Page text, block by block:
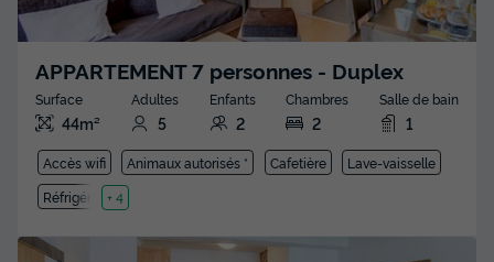
APPARTEMENT 7 personnes - Duplex
Surface
44m²
Adultes
5
Enfants
2
Chambres
2
Salle de bain
1
Accès wifi Animaux autorisés * Cafetière
Lave-vaisselle
Réfrigérateur
+ 4